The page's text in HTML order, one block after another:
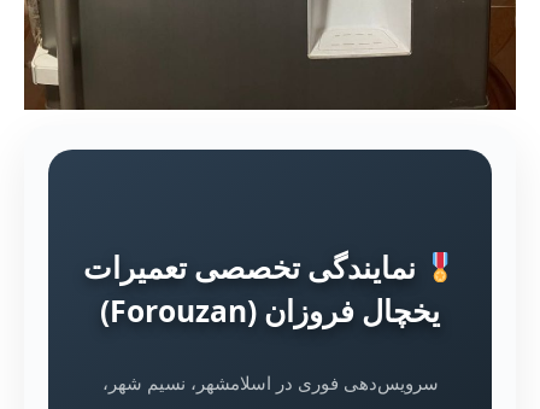
نمایندگی تخصصی تعمیرات
یخچال فروزان (Forouzan)
سرویس‌دهی فوری در اسلامشهر، نسیم شهر،